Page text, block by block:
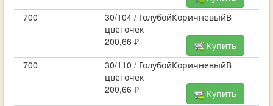
700
30/104 / ГолубойКоричневыйВ
цветочек
200,66 ₽
Купить
700
30/110 / ГолубойКоричневыйВ
цветочек
200,66 ₽
Купить